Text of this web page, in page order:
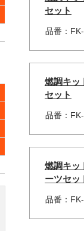
セット
品番：
燃調キッ
セット
品番：
燃調キッ
ーツセッ
品番：